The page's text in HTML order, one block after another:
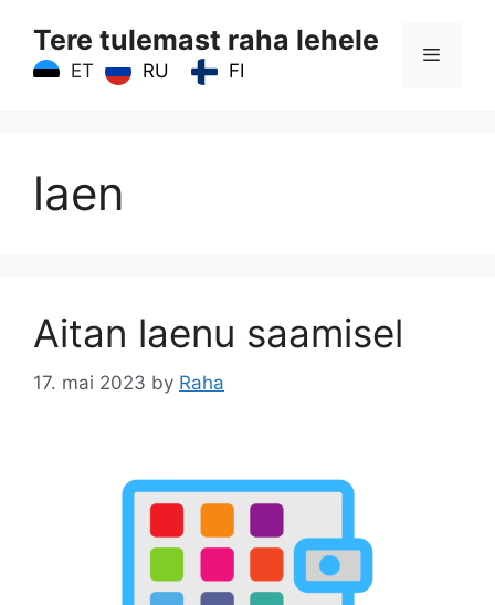
content
Tere tulemast raha lehele
ET RU FI
Menu
laen
Aitan laenu saamisel
17. mai 2023 by Raha